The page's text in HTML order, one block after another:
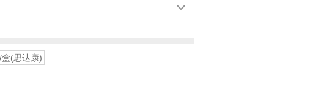

(思达康)